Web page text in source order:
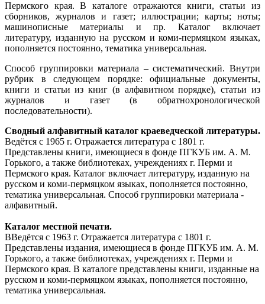
Пермского края. В каталоге отражаются книги, статьи из
сборников, журналов и газет; иллюстрации; карты; ноты;
машинописные материалы и пр. Каталог включает
литературу, изданную на русском и коми-пермяцком языках,
пополняется постоянно, тематика универсальная.
Способ группировки материала – систематический. Внутри
рубрик в следующем порядке: официальные документы,
книги и статьи из книг (в алфавитном порядке), статьи из
журналов и газет (в обратнохронологической
последовательности).
Сводный алфавитный каталог краеведческой литературы.
Ведётся с 1965 г. Отражается литература с 1801 г.
Представлены книги, имеющиеся в фонде ПГКУБ им. А. М.
Горького, а также библиотеках, учреждениях г. Перми и
Пермского края. Каталог включает литературу, изданную на
русском и коми-пермяцком языках, пополняется постоянно,
тематика универсальная. Способ группировки материала -
алфавитный.
Каталог местной печати.
ВВедётся с 1963 г. Отражается литература с 1801 г.
Представлены издания, имеющиеся в фонде ПГКУБ им. А. М.
Горького, а также библиотеках, учреждениях г. Перми и
Пермского края. В каталоге представлены книги, изданные на
русском и коми-пермяцком языках, пополняется постоянно,
тематика универсальная.